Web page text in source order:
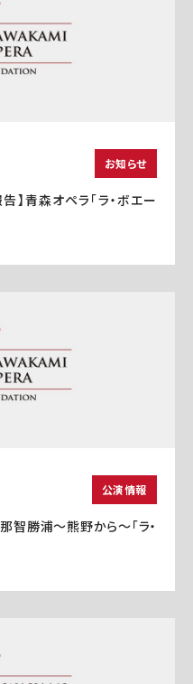
お知らせ
】青森オペラ「ラ・ボエー
公演情報
智勝浦〜熊野から〜「ラ・